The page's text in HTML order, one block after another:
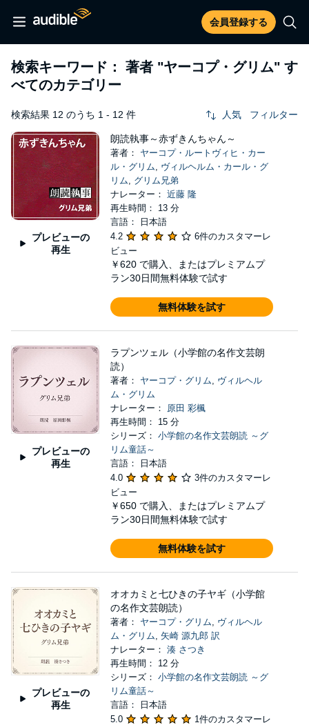
会員登録する
検索キーワード： 著者 "ヤーコプ・グリム" す
べてのカテゴリー
検索結果 12 のうち 1 - 12 件 人気 フィルター
プレビューの
再生
朗読執事～赤ずきんちゃん～
著者： ヤーコプ・ルートヴィヒ・カー
ル・グリム, ヴィルヘルム・カール・グ
リム, グリム兄弟
ナレーター： 近藤 隆
再生時間： 13 分
言語： 日本語
4.2
6件のカスタマーレ
ビュー
￥620 で購入、またはプレミアムプ
ラン30日間無料体験で試す
無料体験を試す
プレビューの
再生
ラプンツェル（小学館の名作文芸朗
読）
著者： ヤーコプ・グリム, ヴィルヘル
ム・グリム
ナレーター： 原田 彩楓
再生時間： 15 分
シリーズ： 小学館の名作文芸朗読 ～グ
リム童話～
言語： 日本語
4.0
3件のカスタマーレ
ビュー
￥650 で購入、またはプレミアムプ
ラン30日間無料体験で試す
無料体験を試す
プレビューの
再生
オオカミと七ひきの子ヤギ（小学館
の名作文芸朗読）
著者： ヤーコプ・グリム, ヴィルヘル
ム・グリム, 矢崎 源九郎 訳
ナレーター： 湊 さつき
再生時間： 12 分
シリーズ： 小学館の名作文芸朗読 ～グ
リム童話～
言語： 日本語
5.0
1件のカスタマーレ